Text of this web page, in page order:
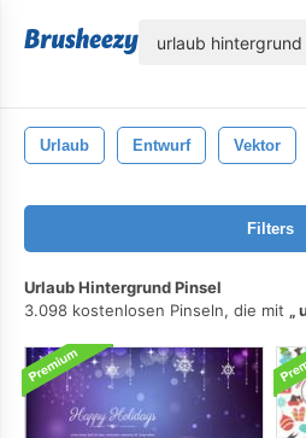
Urlaub Entwurf Vektor
Filters
Urlaub Hintergrund Pinsel
3.098 kostenlosen Pinseln, die mit